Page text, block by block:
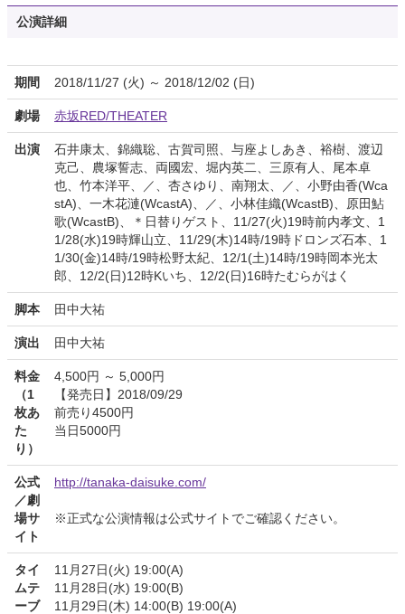
公演詳細
期間 2018/11/27 (火) ～ 2018/12/02 (日)
劇場 赤坂RED/THEATER
出演
石井康太、錦織聡、古賀司照、与座よしあき、裕樹、渡辺
克己、農塚誓志、両國宏、堀内英二、三原有人、尾本卓
也、竹本洋平、／、杏さゆり、南翔太、／、小野由香(Wca
stA)、一木花漣(WcastA)、／、小林佳織(WcastB)、原田鮎
歌(WcastB)、＊日替りゲスト、11/27(火)19時前内孝文、1
1/28(水)19時輝山立、11/29(木)14時/19時ドロンズ石本、1
1/30(金)14時/19時松野太紀、12/1(土)14時/19時岡本光太
郎、12/2(日)12時Kいち、12/2(日)16時たむらがはく
脚本 田中大祐
演出 田中大祐
料金
（1
枚あ
た
り）
4,500円 ～ 5,000円
【発売日】2018/09/29
前売り4500円
当日5000円
公式
／劇
場サ
イト
http://tanaka-daisuke.com/
※正式な公演情報は公式サイトでご確認ください。
タイ
ムテ
ーブ
11月27日(火) 19:00(A)
11月28日(水) 19:00(B)
11月29日(木) 14:00(B) 19:00(A)